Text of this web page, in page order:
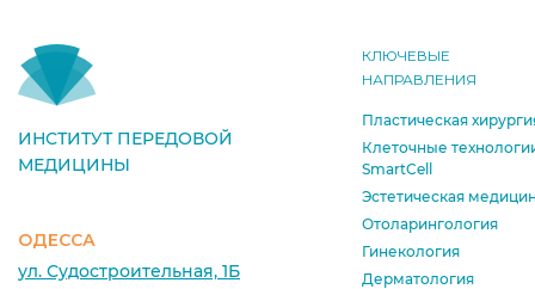
ИНСТИТУТ ПЕРЕДОВОЙ
МЕДИЦИНЫ
ОДЕССА
ул. Судостроительная, 1Б
КЛЮЧЕВЫЕ
НАПРАВЛЕНИЯ
Пластическая
Клеточные
SmartCell
Эстетическая
Отоларингология
Гинекология
Дерматология